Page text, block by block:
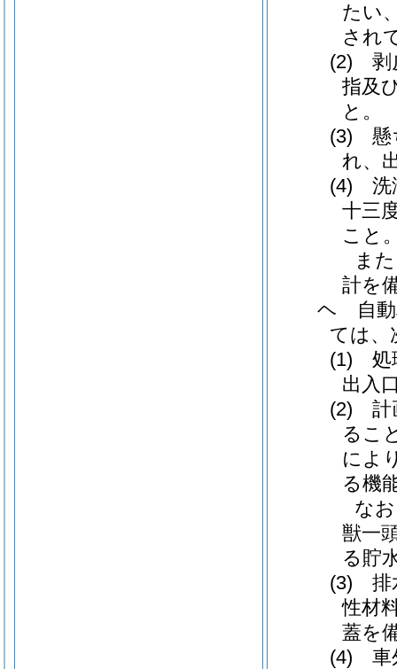
たい
され
(2) 剥
指及
と。
(3) 懸
れ、
(4) 洗
十三
こと
ま
計を
ヘ 自動
ては、
(1) 処
出入
(2) 計
るこ
によ
る機
な
獣一
る貯
(3) 排
性材
蓋を
(4) 車